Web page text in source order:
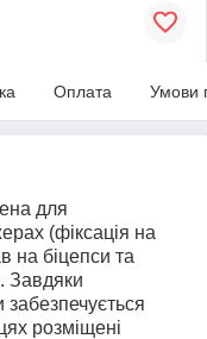
Оплата Умови
для
(фіксація на
на біцепси та
Завдяки
розміщені